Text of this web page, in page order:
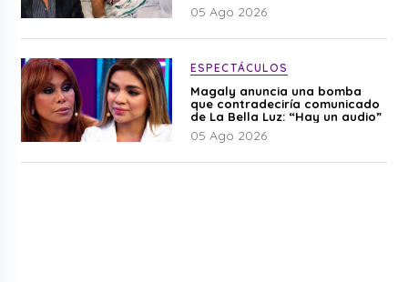
Cherres
05 Ago 2026
ESPECTÁCULOS
Magaly anuncia una bomba
que contradeciría comunicado
de La Bella Luz: “Hay un audio”
05 Ago 2026